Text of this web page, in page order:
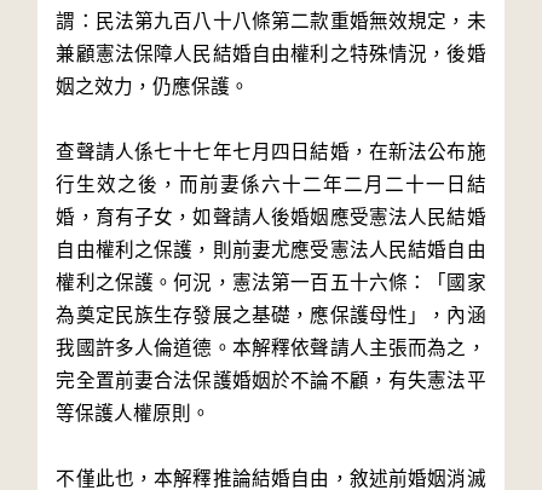
謂：民法第九百八十八條第二款重婚無效規定，未
兼顧憲法保障人民結婚自由權利之特殊情況，後婚
姻之效力，仍應保護。
查聲請人係七十七年七月四日結婚，在新法公布施
行生效之後，而前妻係六十二年二月二十一日結
婚，育有子女，如聲請人後婚姻應受憲法人民結婚
自由權利之保護，則前妻尤應受憲法人民結婚自由
權利之保護。何況，憲法第一百五十六條：「國家
為奠定民族生存發展之基礎，應保護母性」，內涵
我國許多人倫道德。本解釋依聲請人主張而為之，
完全置前妻合法保護婚姻於不論不顧，有失憲法平
等保護人權原則。
不僅此也，本解釋推論結婚自由，敘述前婚姻消滅